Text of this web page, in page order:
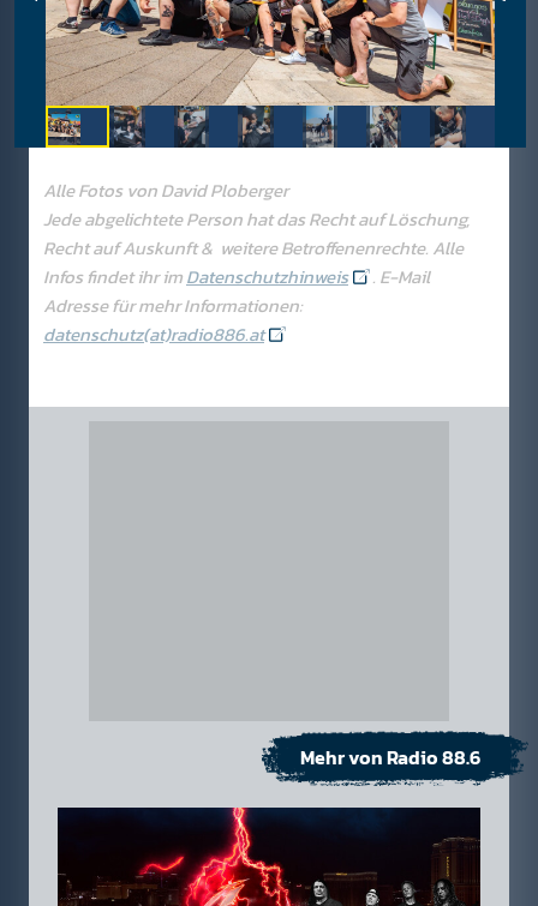
Alle Fotos von David Ploberger
Jede abgelichtete Person hat das Recht auf Löschung,
Recht auf Auskunft & weitere Betroffenenrechte. Alle
Infos findet ihr imDatenschutzhinweis
. E-Mail
Adresse für mehr Informationen:
datenschutz(at)radio886.at
Mehr von Radio 88.6